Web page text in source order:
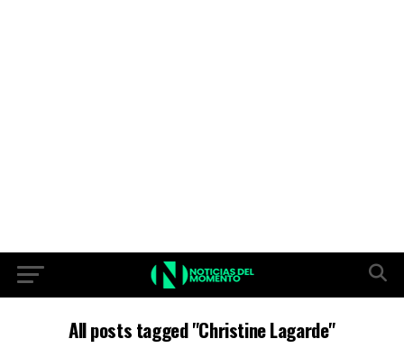
All posts tagged "Christine Lagarde"